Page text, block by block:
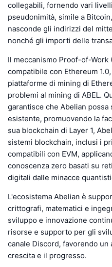
collegabili, fornendo vari
pseudonimità, simile a
nasconde gli indirizzi del
nonché gli importi delle
Il meccanismo Proof-of-Work
compatibile con Ethereum
piattaforme di mining di
problemi al mining di ABEL.
garantisce che Abelian
esistente, promuovendo la
sua blockchain di Layer 1,
sistemi blockchain, inclusi i
compatibili con EVM,
conoscenza zero basati su
digitali dalle minacce
L'ecosistema Abelian è
crittografi, matematici e
sviluppo e innovazione
risorse e supporto per gli
canale Discord, favorendo
crescita e il progresso.